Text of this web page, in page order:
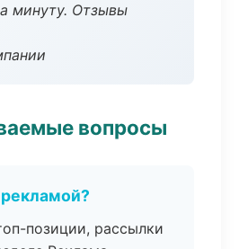
минуту. Отзывы
вопросы
позиции, рассылки